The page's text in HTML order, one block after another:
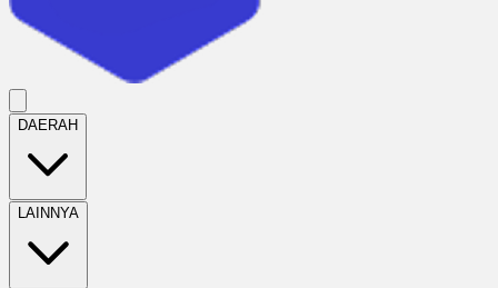
DAERAH
LAINNYA